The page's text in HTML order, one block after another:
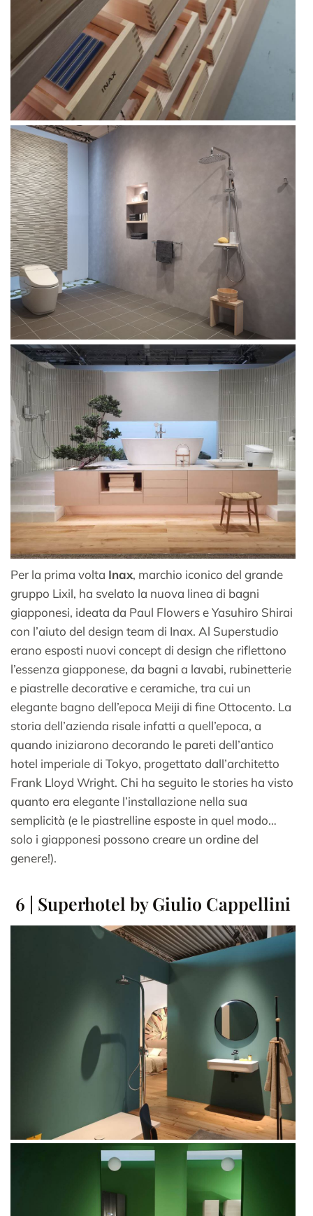
Per la prima volta Inax, marchio iconico del grande
gruppo Lixil, ha svelato la nuova linea di bagni
giapponesi, ideata da Paul Flowers e Yasuhiro Shirai
con l’aiuto del design team di Inax. Al Superstudio
erano esposti nuovi concept di design che riflettono
l’essenza giapponese, da bagni a lavabi, rubinetterie
e piastrelle decorative e ceramiche, tra cui un
elegante bagno dell’epoca Meiji di fine Ottocento. La
storia dell’azienda risale infatti a quell’epoca, a
quando iniziarono decorando le pareti dell’antico
hotel imperiale di Tokyo, progettato dall’architetto
Frank Lloyd Wright. Chi ha seguito le stories ha visto
quanto era elegante l’installazione nella sua
semplicità (e le piastrelline esposte in quel modo…
solo i giapponesi possono creare un ordine del
genere!).
6 | Superhotel by Giulio Cappellini